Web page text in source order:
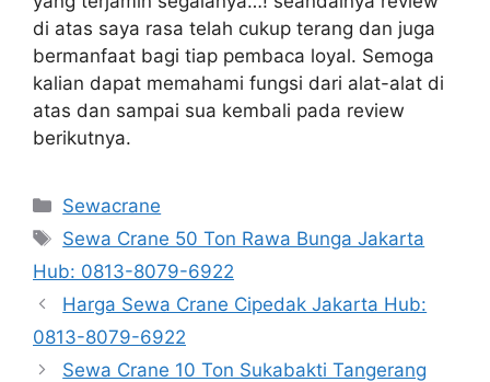
di atas saya rasa telah cukup terang dan juga
bermanfaat bagi tiap pembaca loyal. Semoga
kalian dapat memahami fungsi dari alat-alat di
atas dan sampai sua kembali pada review
berikutnya.
Categories
Sewacrane
Tags
Sewa Crane 50 Ton Rawa Bunga Jakarta
Hub: 0813-8079-6922
Harga Sewa Crane Cipedak Jakarta Hub:
0813-8079-6922
Sewa Crane 10 Ton Sukabakti Tangerang